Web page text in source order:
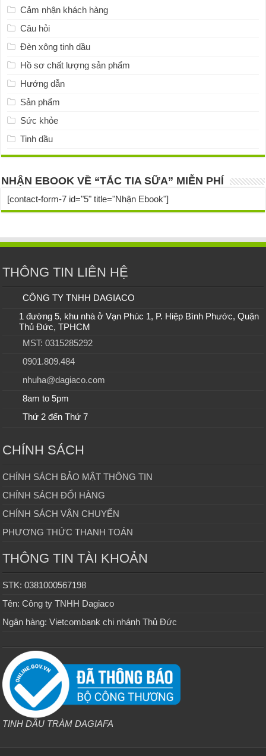
Cảm nhận khách hàng
Câu hỏi
Đèn xông tinh dầu
Hồ sơ chất lượng sản phẩm
Hướng dẫn
Sản phẩm
Sức khỏe
Tinh dầu
NHẬN EBOOK VỀ “TẮC TIA SỮA” MIỄN PHÍ
[contact-form-7 id="5" title="Nhận Ebook"]
THÔNG TIN LIÊN HỆ
CÔNG TY TNHH DAGIACO
1 đường 5, khu nhà ở Vạn Phúc 1, P. Hiệp Bình Phước, Quận
Thủ Đức, TPHCM
MST: 0315285292
0901.809.484
nhuha@dagiaco.com
8am to 5pm
Thứ 2 đến Thứ 7
CHÍNH SÁCH
CHÍNH SÁCH BẢO MẬT THÔNG TIN
CHÍNH SÁCH ĐỔI HÀNG
CHÍNH SÁCH VẬN CHUYỂN
PHƯƠNG THỨC THANH TOÁN
THÔNG TIN TÀI KHOẢN
STK: 0381000567198
Tên: Công ty TNHH Dagiaco
Ngân hàng: Vietcombank chi nhánh Thủ Đức
TINH DẦU TRÀM DAGIAFA